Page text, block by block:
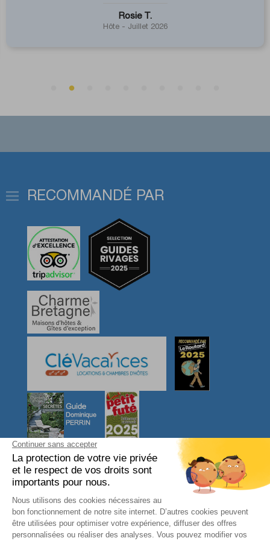
équipée. Il y...
RECOMMANDÉ PAR
NOUS CONTACTER
L'arbre VOYAGEUR
27, Ty Er Chir
56550 LOCOAL MENDON
Morbihan - Bretagne Sud
FRANCE